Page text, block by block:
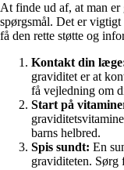
At finde ud af, at man
spørgsmål. Det er
få den rette støtte og
Kontakt din
graviditet er at
få vejledning om
Start på
barns helbred.
Spis sundt: En
graviditeten. Sørg